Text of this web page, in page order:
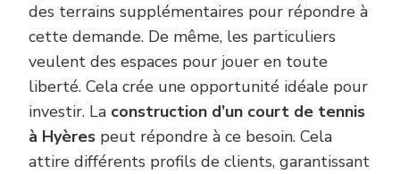
des terrains supplémentaires pour répondre à
cette demande. De même, les particuliers
veulent des espaces pour jouer en toute
liberté. Cela crée une opportunité idéale pour
investir. La construction d’un court de tennis
à Hyères peut répondre à ce besoin. Cela
attire différents profils de clients, garantissant